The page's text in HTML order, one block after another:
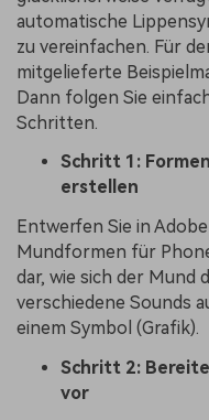
automatische
zu vereinfachen. Für
mitgelieferte
Dann folgen Sie
Schritten.
Schritt 1:
erstellen
Entwerfen Sie in
Mundformen für
dar, wie sich der Mund
verschiedene Sounds
einem Symbol (Grafik).
Schritt 2:
vor